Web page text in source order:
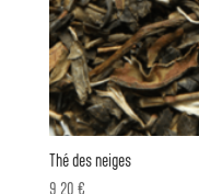
Thé des neiges
9,20 €